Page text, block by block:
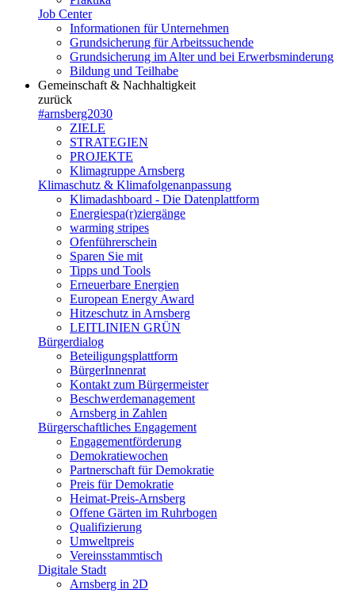
Job Center
Informationen für Unternehmen
Grundsicherung für Arbeitssuchende
Grundsicherung im Alter und bei Erwerbsminderung
Bildung und Teilhabe
Gemeinschaft & Nachhaltigkeit
zurück
#arnsberg2030
ZIELE
STRATEGIEN
PROJEKTE
Klimagruppe Arnsberg
Klimaschutz & Klimafolgenanpassung
Klimadashboard - Die Datenplattform
Energiespa(r)ziergänge
warming stripes
Ofenführerschein
Sparen Sie mit
Tipps und Tools
Erneuerbare Energien
European Energy Award
Hitzeschutz in Arnsberg
LEITLINIEN GRÜN
Bürgerdialog
Beteiligungsplattform
BürgerInnenrat
Kontakt zum Bürgermeister
Beschwerdemanagement
Arnsberg in Zahlen
Bürgerschaftliches Engagement
Engagementförderung
Demokratiewochen
Partnerschaft für Demokratie
Preis für Demokratie
Heimat-Preis-Arnsberg
Offene Gärten im Ruhrbogen
Qualifizierung
Umweltpreis
Vereinsstammtisch
Digitale Stadt
Arnsberg in 2D